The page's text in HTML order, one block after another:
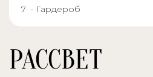
- Гардероб
РАССВЕТ